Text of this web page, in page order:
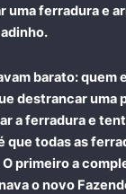
uma ferradura e
barato: quem
destrancar uma
a ferradura e
que todas as
primeiro a
o novo